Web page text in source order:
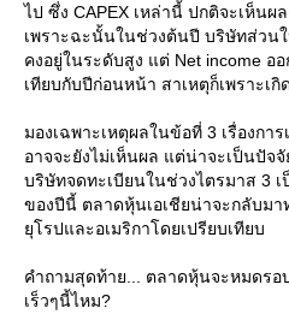
ไป ซึ่ง CAPEX เหล่านี้ ปกติจะเห็นผ
เพราะฉะนั้นในช่วงต้นปี บริษัทส่วน
คงอยู่ในระดับสูง แต่ Net income อ
เทียบกับปีก่อนหน้า สาเหตุก็เพราะเ
มองเฉพาะเหตุผลในข้อที่ 3 เรื่องกา
อาจจะยังไม่เห็นผล แต่น่าจะเป็นปัจ
บริษัทจดทะเบียนในช่วงไตรมาส 3 เ
ของปีนี้ ตลาดหุ้นเอเชียน่าจะกลับมา
ุโรปและอเมริกาโดยเปรียบเทียบ
คำถามสุดท้าย... ตลาดหุ้นจะหมดรอ
เร็วๆนี้ไหม?